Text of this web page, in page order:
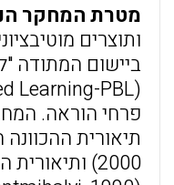
מטרת המחקר
ותוצרים
ביישום המתודה
פרחי הוראה.
2000)